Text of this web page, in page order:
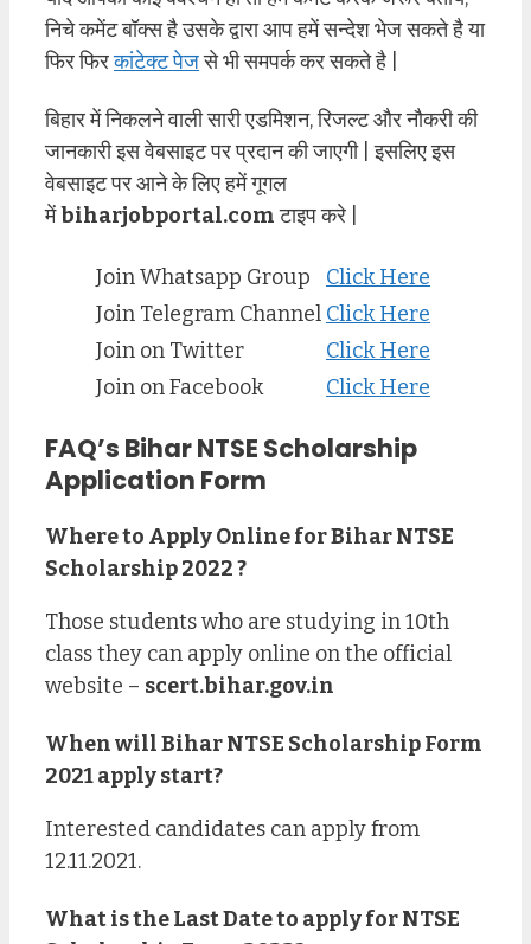
निचे कमेंट बॉक्स है उसके द्वारा आप हमें सन्देश भेज सकते है या
फिर फिरकांटेक्ट पेजसे भी समपर्क कर सकते है |
बिहार में निकलने वाली सारी एडमिशन, रिजल्ट और नौकरी की
जानकारी इस वेबसाइट पर प्रदान की जाएगी | इसलिए इस
वेबसाइट पर आने के लिए हमें गूगल
मेंbiharjobportal.comटाइप करे |
Join Whatsapp Group
Click Here
Join Telegram Channel Click Here
Join on Twitter
Click Here
Join on Facebook
Click Here
FAQ’s Bihar NTSE Scholarship
Application Form
Where to Apply Online for Bihar NTSE
Scholarship 2022 ?
Those students who are studying in 10th
class they can apply online on the official
website – scert.bihar.gov.in
When will Bihar NTSE Scholarship Form
2021 apply start?
Interested candidates can apply from
12.11.2021.
What is the Last Date to apply for NTSE